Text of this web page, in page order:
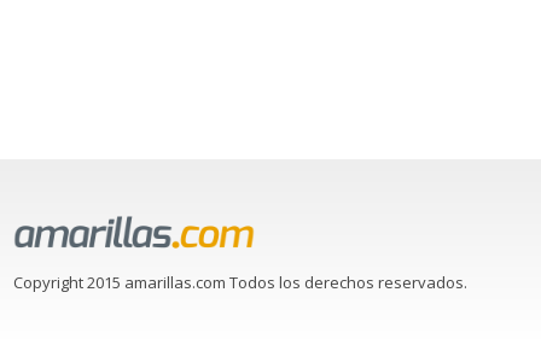
Copyright 2015 amarillas.com Todos los derechos reservados.